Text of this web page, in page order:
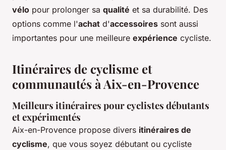
vélo pour prolonger sa qualité et sa durabilité. Des
options comme l'achat d'accessoires sont aussi
importantes pour une meilleure expérience cycliste.
Itinéraires de cyclisme et
communautés à Aix-en-Provence
Meilleurs itinéraires pour cyclistes débutants
et expérimentés
Aix-en-Provence propose divers itinéraires de
cyclisme, que vous soyez débutant ou cycliste